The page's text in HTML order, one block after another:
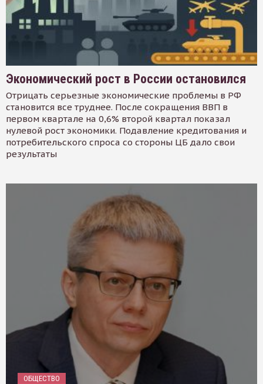
Экономический рост в России остановился
Отрицать серьезные экономические проблемы в РФ
становится все труднее. После сокращения ВВП в
первом квартале на 0,6% второй квартал показал
нулевой рост экономики. Подавление кредитования и
потребительского спроса со стороны ЦБ дало свои
результаты
ОБЩЕСТВО